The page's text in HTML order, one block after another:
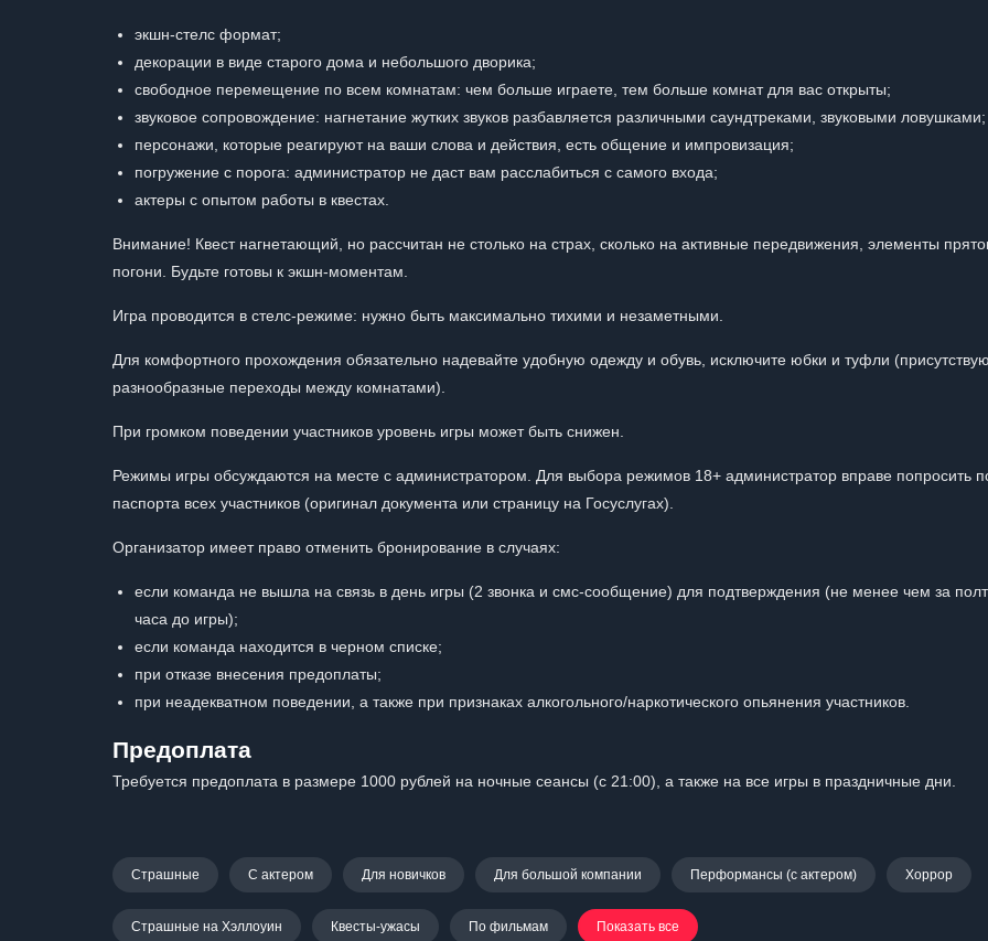
экшн-стелс формат;
декорации в виде старого дома и небольшого дворика;
свободное перемещение по всем комнатам: чем больше играете, тем больше комнат для вас открыты;
звуковое сопровождение: нагнетание жутких звуков разбавляется различными саундтреками, звуковыми ловушками;
персонажи, которые реагируют на ваши слова и действия, есть общение и импровизация;
погружение с порога: администратор не даст вам расслабиться с самого входа;
актеры с опытом работы в квестах.
Внимание! Квест нагнетающий, но рассчитан не столько на страх, сколько на активные передвижения, элементы
погони. Будьте готовы к экшн-моментам.
Игра проводится в стелс-режиме: нужно быть максимально тихими и незаметными.
Для комфортного прохождения обязательно надевайте удобную одежду и обувь, исключите юбки и туфли
разнообразные переходы между комнатами).
При громком поведении участников уровень игры может быть снижен.
Режимы игры обсуждаются на месте с администратором. Для выбора режимов 18+ администратор вправе попросить
паспорта всех участников (оригинал документа или страницу на Госуслугах).
Организатор имеет право отменить бронирование в случаях:
если команда не вышла на связь в день игры (2 звонка и смс-сообщение) для подтверждения (не менее чем за
часа до игры);
если команда находится в черном списке;
при отказе внесения предоплаты;
при неадекватном поведении, а также при признаках алкогольного/наркотического опьянения участников.
Предоплата
Требуется предоплата в размере 1000 рублей на ночные сеансы (с 21:00), а также на все игры в праздничные дни.
Страшные С актером Для новичков Для большой компании Перформансы (с актером) Хоррор
Страшные на Хэллоуин Квесты-ужасы По фильмам Показать все